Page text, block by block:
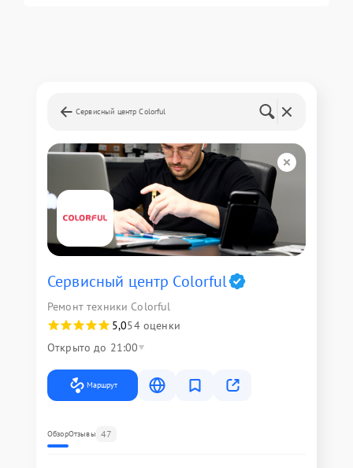
Сервисный центр Colorful
Сервисный центр Colorful
Ремонт техники Colorful
5,054 оценки
Открыто до 21:00
Маршрут
ОбзорОтзывы 47